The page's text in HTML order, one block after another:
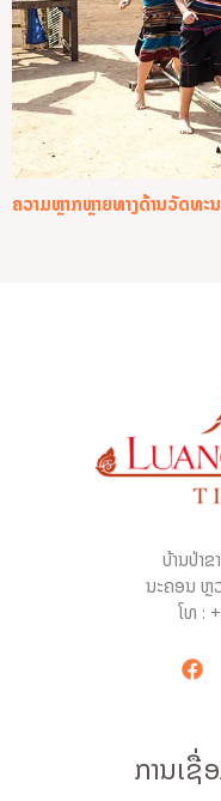
ຄວາມຫຼາກຫຼາຍທາງດ້ານວັດທະ
ບ້ານປ່າ
ນະຄອນ ຫຼວ
ໂທ :
ການເຊື່